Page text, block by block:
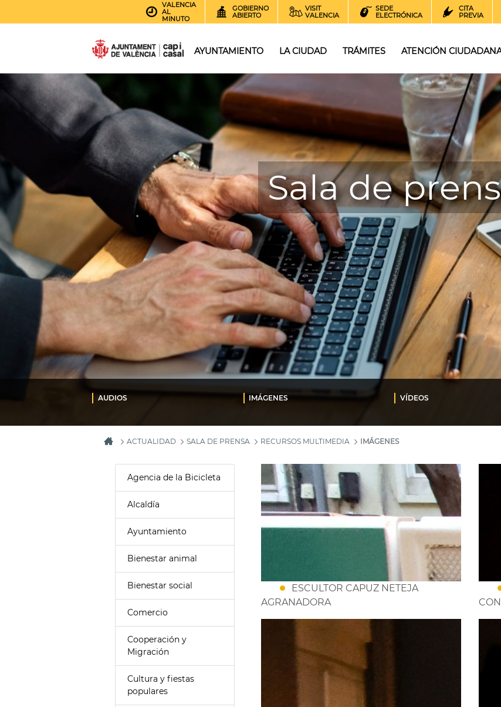
VALENCIA
AL
MINUTO
GOBIERNO
ABIERTO
VISIT
VALENCIA
SEDE
ELECTRÓNICA
CITA
PREVIA
AYUNTAMIENTO LA CIUDAD TRÁMITES ATENCIÓN
Sala de
AUDIOS IMÁGENES VÍDEOS
ACTUALIDAD SALA DE PRENSA RECURSOS MULTIMEDIA IMÁGENES
Agencia de la Bicicleta
Alcaldía
Ayuntamiento
Bienestar animal
Bienestar social
Comercio
Cooperación y
Migración
Cultura y fiestas
populares
ESCULTOR CAPUZ NETEJA
AGRANADORA